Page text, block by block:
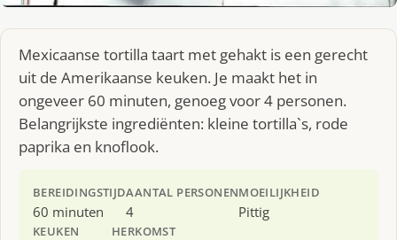
Mexicaanse tortilla taart met gehakt is een gerecht
uit de Amerikaanse keuken. Je maakt het in
ongeveer 60 minuten, genoeg voor 4 personen.
Belangrijkste ingrediënten: kleine tortilla`s, rode
paprika en knoflook.
BEREIDINGSTIJD
60 minuten
AANTAL PERSONEN
4
MOEILIJKHEID
Pittig
KEUKEN HERKOMST